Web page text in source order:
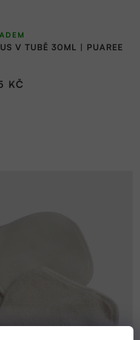
V TUBĚ 30ML | PUAREE
KČ